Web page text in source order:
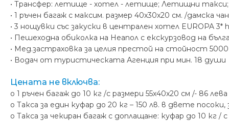
• Трансфер: летище - хотел - летище; Летищни такси;
• 1 pъчен багаж с максим. размер 40х30х20 см. /дамска
• 3 нощувки със закуски в централен хотел EUROPA
• Пешеходна обиколка на Неапол с екскурзовод на
• Мед.застраховка за целия престой на стойност
• Водач от туристическата Агенция при мин. 18 души
Цената не включва:
o 1 pъчен багаж до 10 кг /с размери 55x40x20 см /- 86
o Такса за един куфар до 20 кг – 150 лв. в двете
o Такса за чекиран багаж с доплащане: куфар до 10 кг /